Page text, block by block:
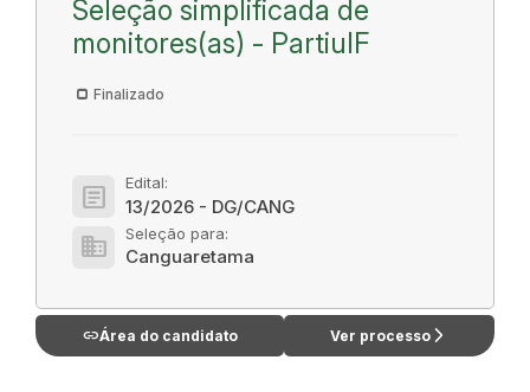
Seleção simplificada de
monitores(as) - PartiuIF
Finalizado
article Edital:
13/2026 - DG/CANG
domain Seleção para:
Canguaretama
linkÁrea do candidato Ver processo arrow_forward_ios